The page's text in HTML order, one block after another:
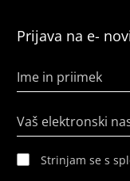
Prijava na e-
Ime in priimek
Vaš elektronski
Strinjam se s